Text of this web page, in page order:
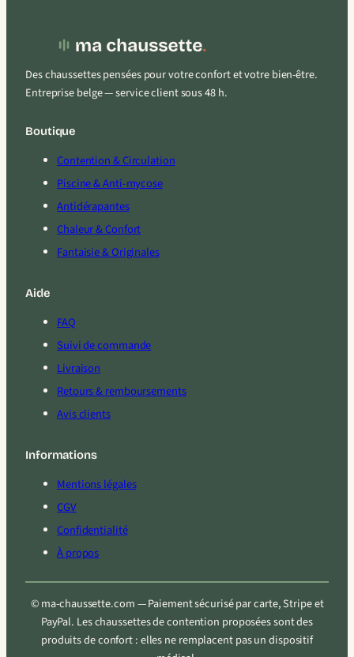
Des chaussettes pensées pour votre confort et votre bien-être.
Entreprise belge — service client sous 48 h.
Boutique
Contention & Circulation
Piscine & Anti-mycose
Antidérapantes
Chaleur & Confort
Fantaisie & Originales
Aide
FAQ
Suivi de commande
Livraison
Retours & remboursements
Avis clients
Informations
Mentions légales
CGV
Confidentialité
À propos
© ma-chaussette.com — Paiement sécurisé par carte, Stripe et
PayPal. Les chaussettes de contention proposées sont des
produits de confort : elles ne remplacent pas un dispositif